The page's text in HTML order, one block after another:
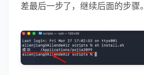
差最后一步了，继续后面的步骤。